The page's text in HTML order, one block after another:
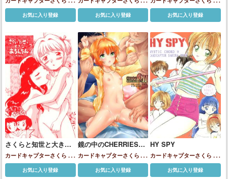
道寺知世木之本桜
お気に入り登録
道寺知世木之本桜
お気に入り登録
道寺知世木之本桜
お気に入り登録
さくらと知世と大きな
おちんちん
カードキャプターさくら
大
道寺園美大道寺知世木之本
お気に入り登録
鏡の中のCHERRIES
CCII
カードキャプターさくら 三
原千春大道寺知世木之本桜
柳沢奈緒子お気に入り登録
HY SPY
カードキャプターさくら
三
原千春大道寺知世木之本桜
お気に入り登録